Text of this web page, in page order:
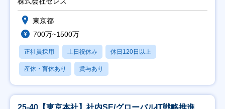
東京都
700万~1500万
正社員採用 土日祝休み 休日120日以上
産休・育休あり 賞与あり
25-40【東京本社】社内SE/グローバルIT戦略推進